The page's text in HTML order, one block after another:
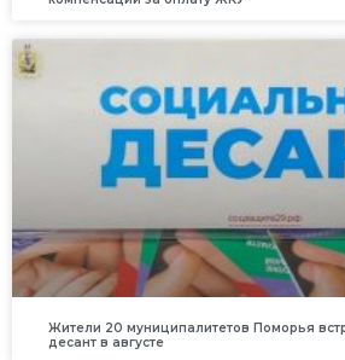
Жители 20 муниципалитетов Поморья
десант в августе